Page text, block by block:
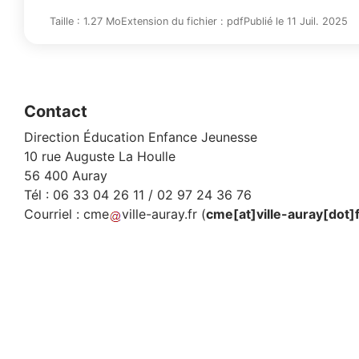
Taille : 1.27 MoExtension du fichier : pdfPublié le 11 Juil. 2025
Contact
Direction Éducation Enfance Jeunesse
10 rue Auguste La Houlle
56 400 Auray
Tél : 06 33 04 26 11 / 02 97 24 36 76
Courriel : cme ville-auray.fr (cme[at]ville-